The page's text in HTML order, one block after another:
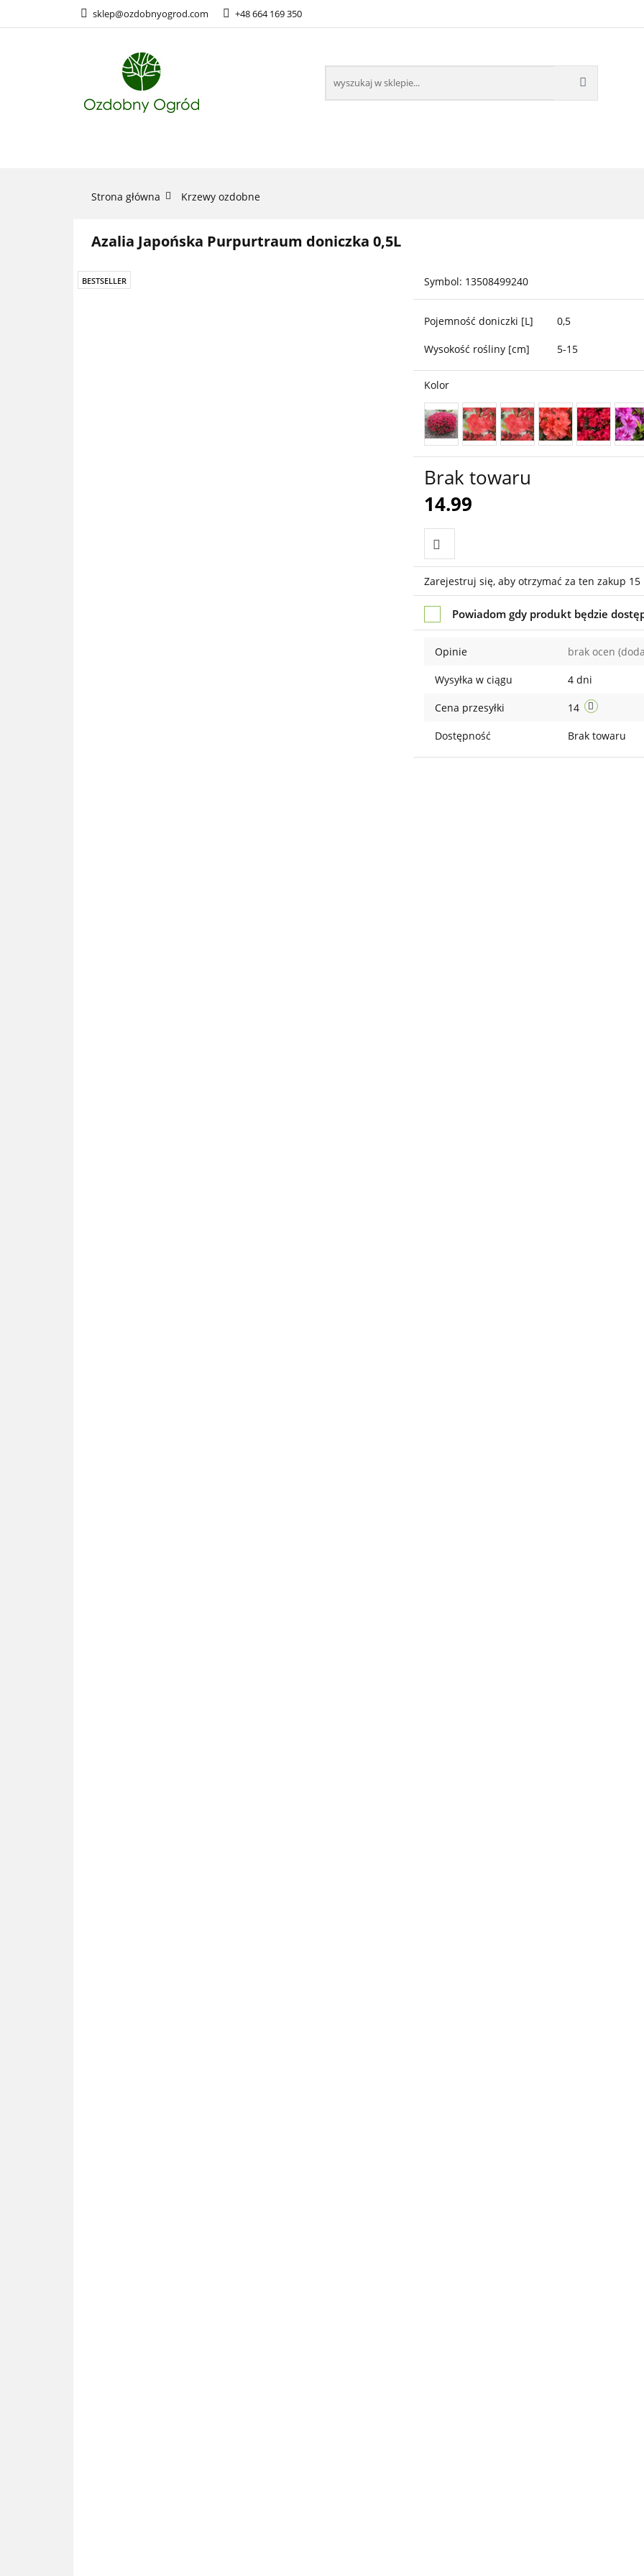
sklep@ozdobnyogrod.com +48 664 169 350
Strona główna Krzewy ozdobne
Azalia Japońska Purpurtraum doniczka 0,5L
BESTSELLER Symbol: 13508499240
Pojemność doniczki [L] 0,5
Wysokość rośliny [cm] 5-15
Kolor
Brak towaru
14.99
Do
przechowalni
Zarejestruj się, aby otrzymać za ten zakup
Powiadom gdy produkt będzie
Opinie brak ocen
Wysyłka w ciągu 4 dni
Cena przesyłki 14
Dostępność Brak towaru